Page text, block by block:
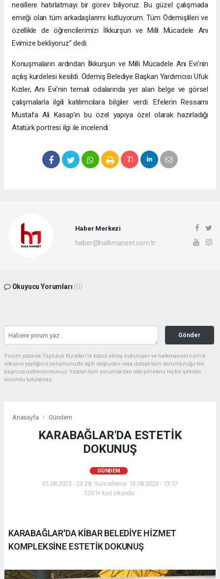
nesillere hatırlatmayı bir görev biliyoruz. Bu güzel çalışmada
emeği olan tüm arkadaşlarımı kutluyorum. Tüm Ödemişlileri ve
özellikle de öğrencilerimizi İlkkurşun ve Milli Mücadele Anı
Evimize bekliyoruz” dedi.
Konuşmaların ardından İlkkurşun ve Milli Mücadele Anı Evi’nin
açılış kurdelesi kesildi. Ödemiş Belediye Başkan Yardımcısı Ufuk
Kızıler, Anı Evi’nin temalı odalarında yer alan belge ve görsel
çalışmalarla ilgili katılımcılara bilgiler verdi. Efelerin Ressamı
Mustafa Ali Kasap’ın bu özel yapıya özel olarak hazırladığı
Atatürk portresi ilgi ile incelendi.
Haber Merkezi
haber@halkmanset.com.tr
Okuyucu Yorumları (0)
Gönder
Yorum yazarak Topluluk Kuralları’nı kabul etmiş bulunuyor ve halkmanset.com.tr
sitesine yaptığınız yorumunuzla ilgili doğrudan veya dolaylı tüm sorumluluğu tek
başınıza üstleniyorsunuz. Yazılan tüm yorumlardan site yönetimi hiçbir şekilde
sorumlu tutulamaz.
Anasayfa Gündem
KARABAĞLAR'DA ESTETİK
DOKUNUŞ
GÜNDEM
01.08.2023 - 23:28, Güncelleme: 13.08.2023 - 13:57
3261+ kez okundu.
KARABAĞLAR'DA KİBAR BELEDİYE HİZMET
KOMPLEKSİNE ESTETİK DOKUNUŞ